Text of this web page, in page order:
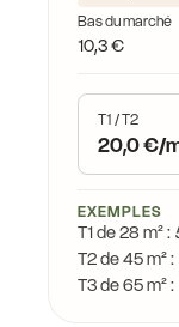
Bas du marché
10,3 €
T1 / T2
20,0 €/
EXEMPLES
T1 de 28 m² :
T2 de 45 m² :
T3 de 65 m² :